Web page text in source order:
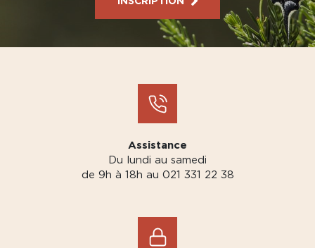
Assistance
Du lundi au samedi
de 9h à 18h au 021 331 22 38